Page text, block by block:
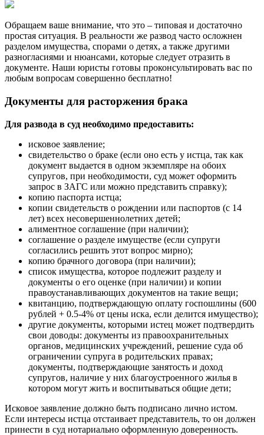
Обращаем ваше внимание, что это – типовая и достаточно
простая ситуация. В реальности же развод часто осложнен
разделом имущества, спорами о детях, а также другими
разногласиями и нюансами, которые следует отразить в
документе. Наши юристы готовы проконсультировать вас по
любым вопросам совершенно бесплатно!
Документы для расторжения брака
Для развода в суд необходимо предоставить:
исковое заявление;
свидетельство о браке (если оно есть у истца, так как
документ выдается в одном экземпляре на обоих
супругов, при необходимости, суд может оформить
запрос в ЗАГС или можно представить справку);
копию паспорта истца;
копии свидетельств о рождении или паспортов (с 14
лет) всех несовершеннолетних детей;
алиментное соглашение (при наличии);
соглашение о разделе имуществе (если супруги
согласились решить этот вопрос мирно);
копию брачного договора (при наличии);
список имущества, которое подлежит разделу и
документы о его оценке (при наличии) и копии
правоустанавливающих документов на такие вещи;
квитанцию, подтверждающую оплату госпошлины (600
рублей + 0.5-4% от цены иска, если делится имущество);
другие документы, которыми истец может подтвердить
свои доводы: документы из правоохранительных
органов, медицинских учреждений, решение суда об
ограничении супруга в родительских правах;
документы, подтверждающие занятость и доход
супругов, наличие у них благоустроенного жилья в
котором могут жить и воспитываться общие дети;
Исковое заявление должно быть подписано лично истом.
Если интересы истца отстаивает представитель, то он должен
принести в суд нотариально оформленную доверенность.